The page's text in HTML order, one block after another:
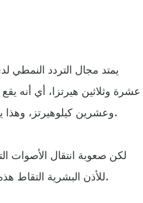
يمتد مجال التردد النمطي
عشرة وثلاثين هيرتزا، أي أنه
وعشرين كيلوهيرتز، وهذا يعني نظريا أنه بإمكان الإنسان سماع مقاطع من أصوات الحيتان.
لكن صعوبة انتقال الأصوات
للأذن البشرية التقاط هذه الأصوات بالوضوح الذي تبدو عليه في مقاطع الفيديو المنشورة.